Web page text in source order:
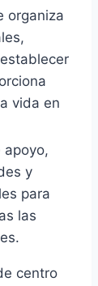
organiza
vida en
apoyo,
y
para
las
centro